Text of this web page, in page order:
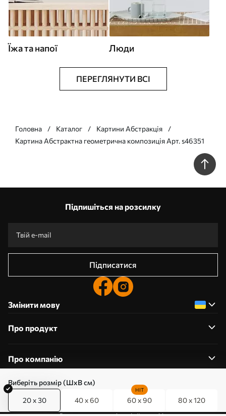
Виберіть розмір (ШхВ см)
20 x 30 40 x 60 60 x 90
HIT
80 x 120
Їжа та напої Люди
ПЕРЕГЛЯНУТИ ВСІ
Головна Каталог
Картини Абстракція
Картина Абстрактна геометрична композиція Арт. s46351
Підпишіться на розсилку
Підписатися
Змінити мову
Про продукт
Про компанію
0800357223